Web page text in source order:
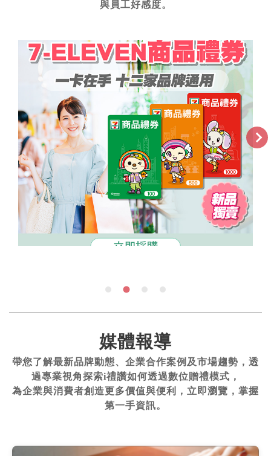
與員工好感度。
媒體報導
帶您了解最新品牌動態、企業合作案例及市場趨勢，透
過專業視角探索i禮讚如何透過數位贈禮模式，
為企業與消費者創造更多價值與便利，立即瀏覽，掌握
第一手資訊。